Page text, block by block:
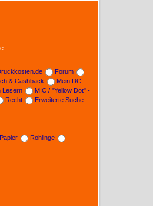
Forum
& Cashback
Mein DC
Lesern
MIC / "Yellow Dot" -
Recht
Erweiterte Suche
Papier
Rohlinge